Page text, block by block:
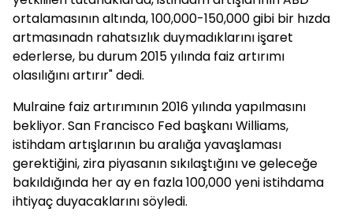
ortalamasının altında, 100,000-150,000 gibi bir hızda
artmasınadn rahatsızlık duymadıklarını işaret
ederlerse, bu durum 2015 yılında faiz artırımı
olasılığını artırır" dedi.
Mulraine faiz artırımının 2016 yılında yapılmasını
bekliyor. San Francisco Fed başkanı Williams,
istihdam artışlarının bu aralığa yavaşlaması
gerektiğini, zira piyasanın sıkılaştığını ve geleceğe
bakıldığında her ay en fazla 100,000 yeni istihdama
ihtiyaç duyacaklarını söyledi.